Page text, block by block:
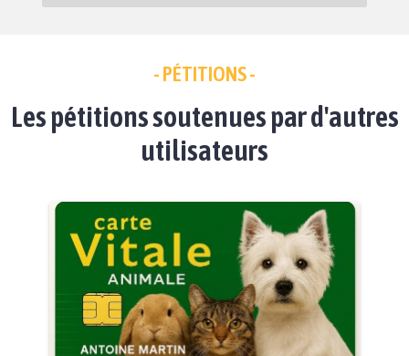
- PÉTITIONS -
Les pétitions soutenues par d'autres
utilisateurs